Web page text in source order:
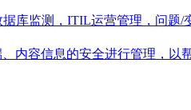
库监测，ITIL运营管理，问题/
内容信息的安全进行管理，以